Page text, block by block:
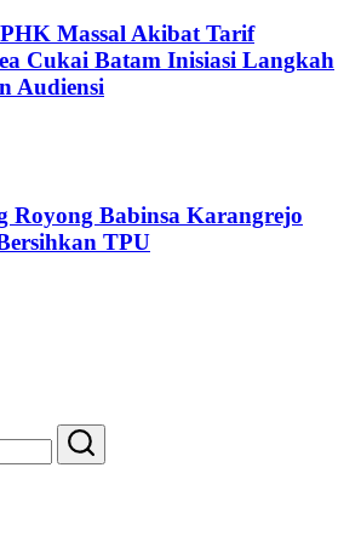
Massal Akibat Tarif
Cukai Batam Inisiasi Langkah
Audiensi
Royong Babinsa Karangrejo
TPU
Search